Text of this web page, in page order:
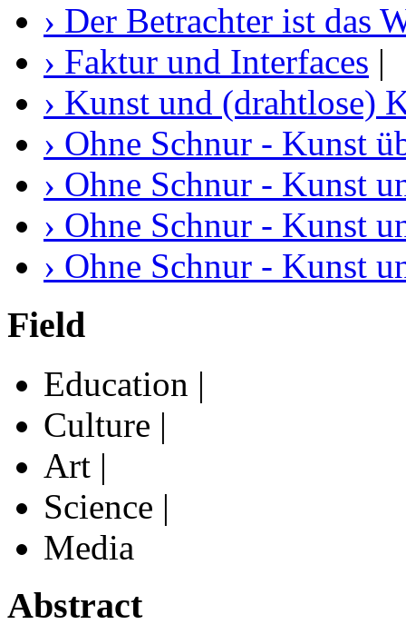
› Der Betrachter ist das
› Faktur und Interfaces |
› Kunst und (drahtlose)
› Ohne Schnur - Kunst
› Ohne Schnur - Kunst
› Ohne Schnur - Kunst
› Ohne Schnur - Kunst
Field
Education |
Culture |
Art |
Science |
Media
Abstract